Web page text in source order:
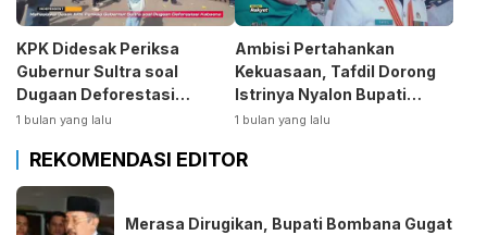
KPK Didesak Periksa
Gubernur Sultra soal
Dugaan Deforestasi
Kabaen
1 bulan yang lalu
Ambisi Pertahankan
Kekuasaan, Tafdil Dorong
Istrinya Nyalon Bupati
Bombana
1 bulan yang lalu
REKOMENDASI EDITOR
Merasa Dirugikan, Bupati Bombana Gugat